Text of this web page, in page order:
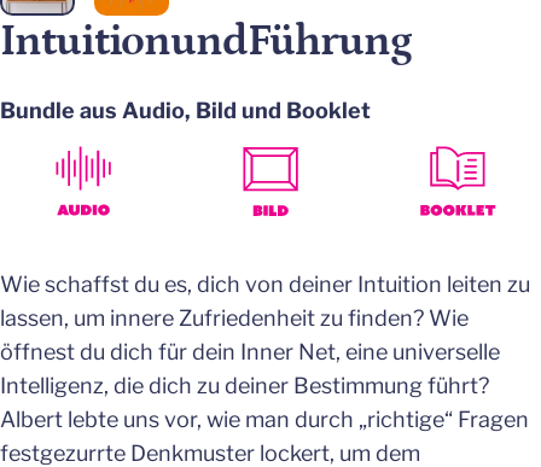
IntuitionundFührung
Bundle aus Audio, Bild und Booklet
Wie schaffst du es, dich von deiner Intuition leiten zu
lassen, um innere Zufriedenheit zu finden? Wie
öffnest du dich für dein Inner Net, eine universelle
Intelligenz, die dich zu deiner Bestimmung führt?
Albert lebte uns vor, wie man durch „richtige“ Fragen
festgezurrte Denkmuster lockert, um dem